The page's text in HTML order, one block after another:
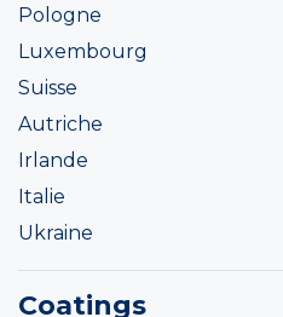
Pologne
Luxembourg
Suisse
Autriche
Irlande
Italie
Ukraine
Coatings